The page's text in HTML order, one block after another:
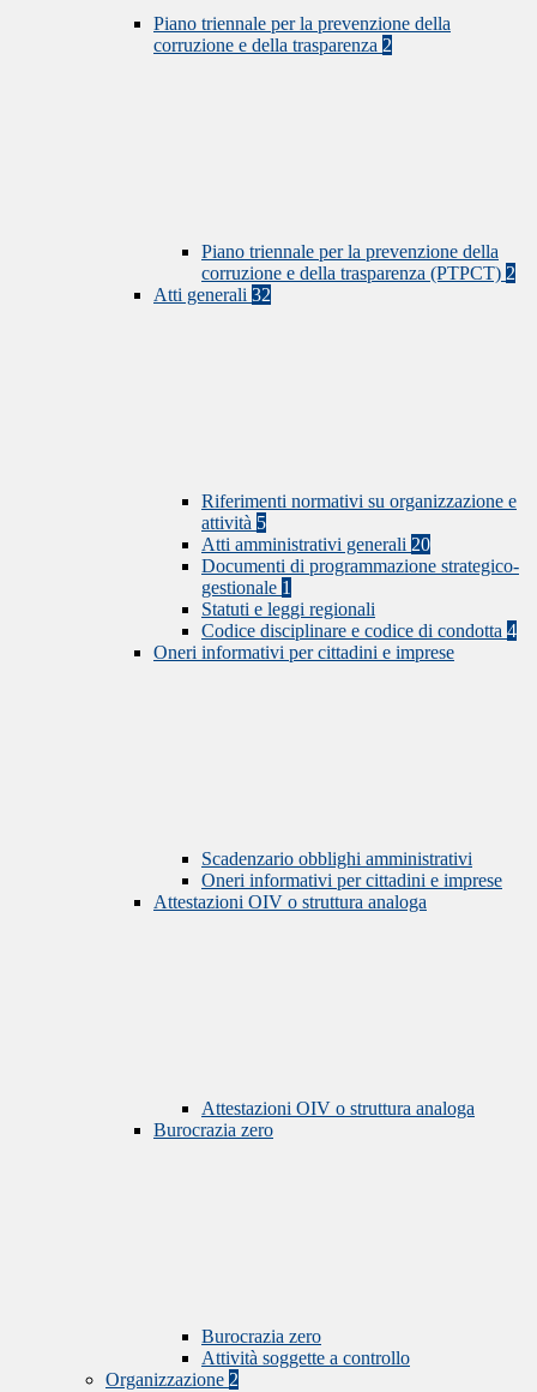
Piano triennale per la prevenzione della
corruzione e della trasparenza 2
Piano triennale per la prevenzione della
corruzione e della trasparenza (PTPCT) 2
Atti generali 32
Riferimenti normativi su organizzazione e
attività 5
Atti amministrativi generali 20
Documenti di programmazione strategico-
gestionale 1
Statuti e leggi regionali
Codice disciplinare e codice di condotta 4
Oneri informativi per cittadini e imprese
Scadenzario obblighi amministrativi
Oneri informativi per cittadini e imprese
Attestazioni OIV o struttura analoga
Attestazioni OIV o struttura analoga
Burocrazia zero
Burocrazia zero
Attività soggette a controllo
Organizzazione 2